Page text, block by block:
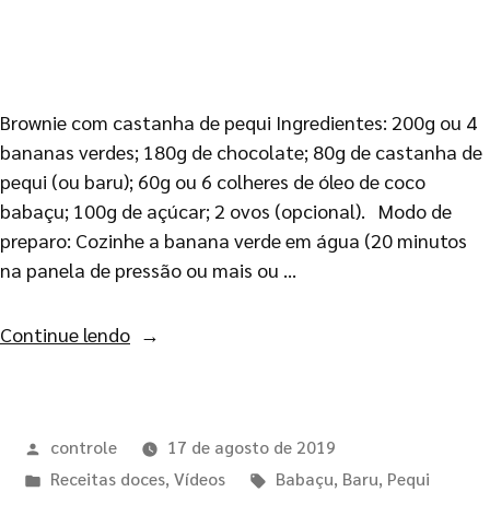
Brownie com castanha de pequi Ingredientes: 200g ou 4
bananas verdes; 180g de chocolate; 80g de castanha de
pequi (ou baru); 60g ou 6 colheres de óleo de coco
babaçu; 100g de açúcar; 2 ovos (opcional). Modo de
preparo: Cozinhe a banana verde em água (20 minutos
na panela de pressão ou mais ou …
Continue lendo
controle
17 de agosto de 2019
Receitas doces, Vídeos Babaçu, Baru, Pequi